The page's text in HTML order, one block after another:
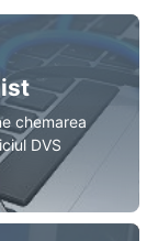
chemarea
DVS